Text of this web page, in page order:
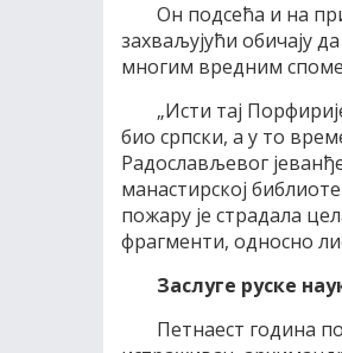
Он подсећа и на
захваљујући обичају
многим вредним
„Исти тај
био српски, а у то
Радослављевог
манастирској
пожару је страдала
фрагменти, односно
Заслуге руске
Петнаест година